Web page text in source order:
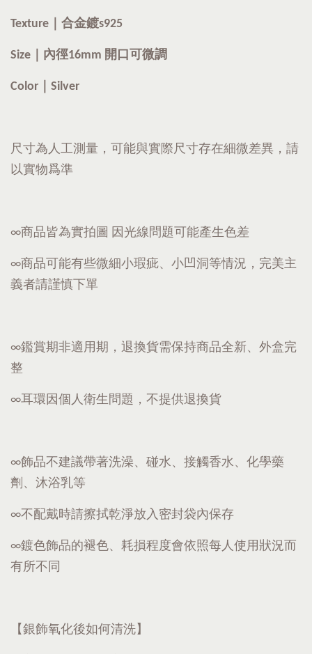
Texture｜ 合金鍍s925
Size｜內徑16mm 開口可微調
Color｜Silver
尺寸為人工測量，可能與實際尺寸存在細微差異，請
以實物爲準
∞商品皆為實拍圖 因光線問題可能產生色差
∞商品可能有些微細小瑕疵、小凹洞等情況，完美主
義者請謹慎下單
∞鑑賞期非適用期，退換貨需保持商品全新、外盒完
整
∞耳環因個人衛生問題，不提供退換貨
∞飾品不建議帶著洗澡、碰水、接觸香水、化學藥
劑、沐浴乳等
∞不配戴時請擦拭乾淨放入密封袋內保存
∞鍍色飾品的褪色、耗損程度會依照每人使用狀況而
有所不同
【銀飾氧化後如何清洗】